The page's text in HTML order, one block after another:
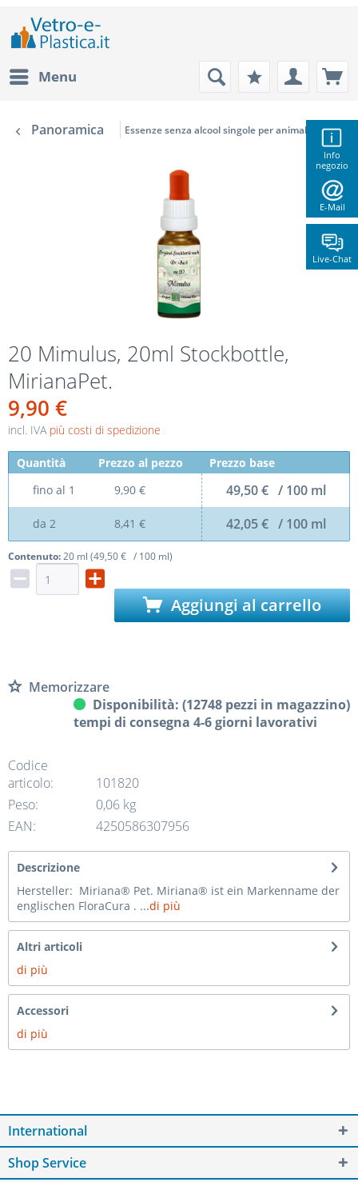
Info
negozio
E-Mail
Live-Chat
Menu
Panoramica Essenze senza alcool singole per animali domestici
20 Mimulus, 20ml Stockbottle,
MirianaPet.
9,90 €
incl. IVA più costi di spedizione
Quantità Prezzo al pezzo
Prezzo base
fino al 1 9,90 € 49,50 € / 100 ml
da 2 8,41 € 42,05 € / 100 ml
Contenuto:20 ml (49,50 € / 100 ml)
Aggiungi al carrello
Memorizzare
Disponibilità: (12748 pezzi in magazzino)
tempi di consegna 4-6 giorni lavorativi
Codice
articolo:
101820
Peso:
0,06 kg
EAN:
4250586307956
Descrizione
Hersteller: Miriana® Pet. Miriana® ist ein Markenname der
englischen FloraCura . ...di più
Altri articoli
di più
Accessori
di più
International
Shop Service